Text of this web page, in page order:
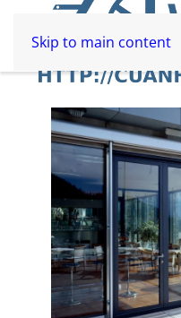
Skip to main content